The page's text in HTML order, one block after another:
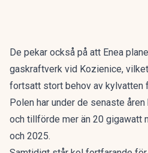
De pekar också på att Enea
gaskraftverk vid Kozienice,
fortsatt stort behov av kylvatten
Polen har under de senaste
och tillförde mer än 20 gigawatt
och 2025.